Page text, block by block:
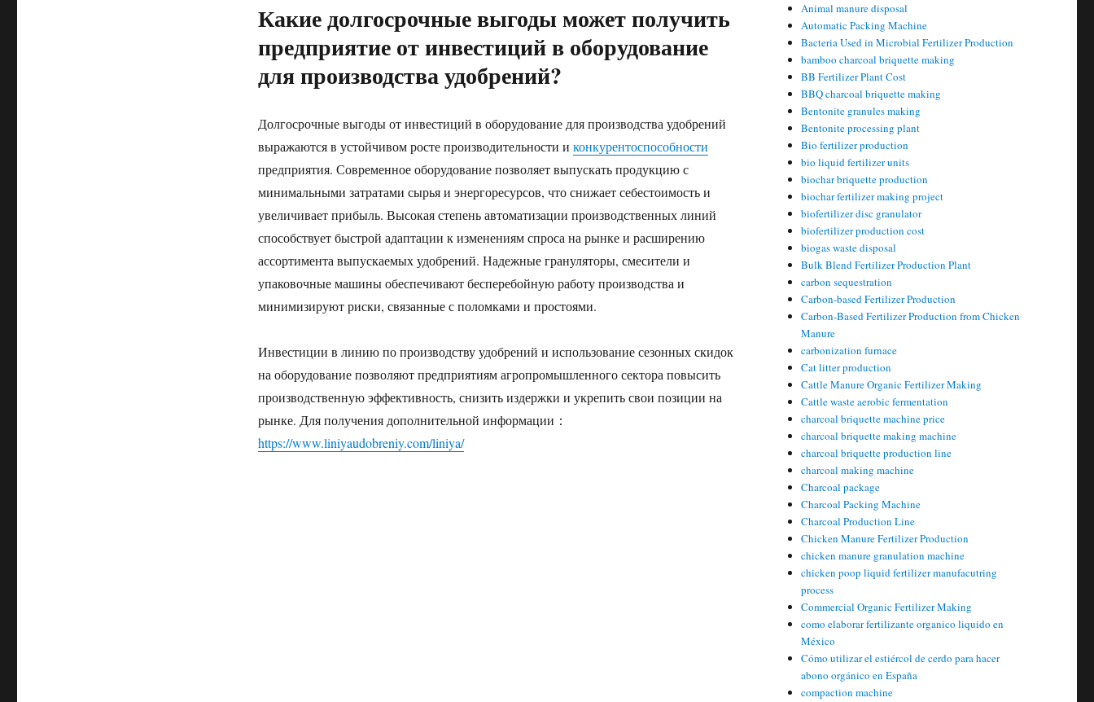
Какие долгосрочные выгоды может получить
предприятие от инвестиций в оборудование
для производства удобрений?
Долгосрочные выгоды от инвестиций в оборудование для производства удобрений
выражаются в устойчивом росте производительности и конкурентоспособности
предприятия. Современное оборудование позволяет выпускать продукцию с
минимальными затратами сырья и энергоресурсов, что снижает себестоимость и
увеличивает прибыль. Высокая степень автоматизации производственных линий
способствует быстрой адаптации к изменениям спроса на рынке и расширению
ассортимента выпускаемых удобрений. Надежные грануляторы, смесители и
упаковочные машины обеспечивают бесперебойную работу производства и
минимизируют риски, связанные с поломками и простоями.
Инвестиции в линию по производству удобрений и использование сезонных скидок
на оборудование позволяют предприятиям агропромышленного сектора повысить
производственную эффективность, снизить издержки и укрепить свои позиции на
рынке. Для получения дополнительной информации：
https://www.liniyaudobreniy.com/liniya/
Animal manure disposal
Automatic Packing Machine
Bacteria Used in Microbial Fertilizer Production
bamboo charcoal briquette making
BB Fertilizer Plant Cost
BBQ charcoal briquette making
Bentonite granules making
Bentonite processing plant
Bio fertilizer production
bio liquid fertilizer units
biochar briquette production
biochar fertilizer making project
biofertilizer disc granulator
biofertilizer production cost
biogas waste disposal
Bulk Blend Fertilizer Production Plant
carbon sequestration
Carbon-based Fertilizer Production
Carbon-Based Fertilizer Production from Chicken
Manure
carbonization furnace
Cat litter production
Cattle Manure Organic Fertilizer Making
Cattle waste aerobic fermentation
charcoal briquette machine price
charcoal briquette making machine
charcoal briquette production line
charcoal making machine
Charcoal package
Charcoal Packing Machine
Charcoal Production Line
Chicken Manure Fertilizer Production
chicken manure granulation machine
chicken poop liquid fertilizer manufacutring
process
Commercial Organic Fertilizer Making
como elaborar fertilizante organico liquido en
México
Cómo utilizar el estiércol de cerdo para hacer
abono orgánico en España
compaction machine